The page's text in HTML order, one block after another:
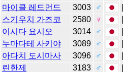
마이클 레드먼드 3003 ♂
스기우치 가즈코 2580 ♀
이시다 요시오 3014 ♂
누마다테 사키야 3089 ♂
아다치 도시마사 3096 ♂
린한제 3183 ♂